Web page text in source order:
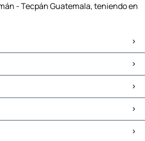
- Tecpán Guatemala, teniendo en